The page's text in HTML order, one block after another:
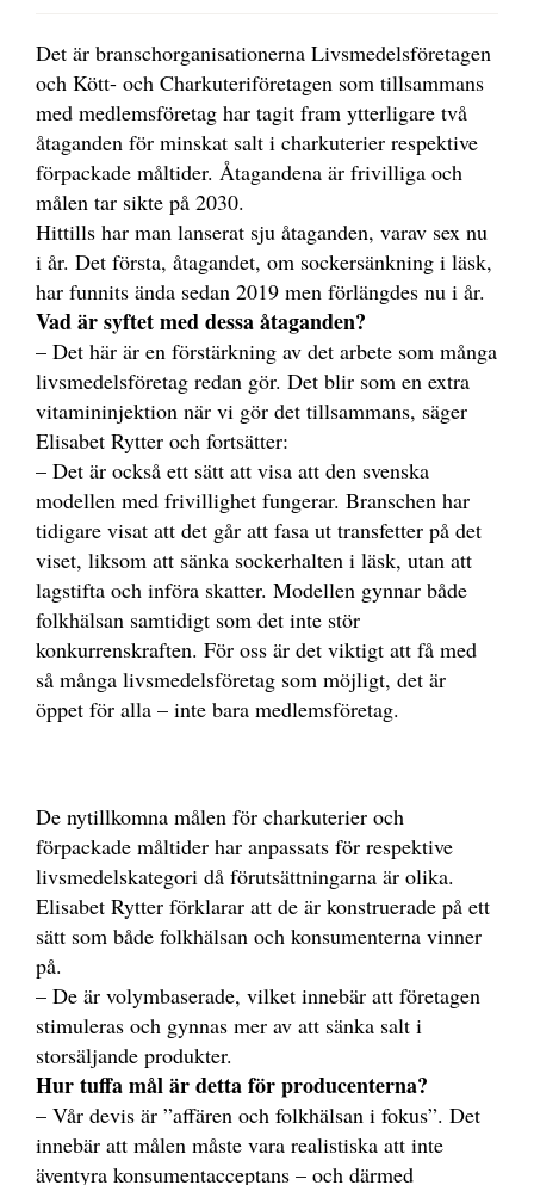
Det är branschorganisationerna Livsmedelsföretagen
och Kött- och Charkuteriföretagen som tillsammans
med medlemsföretag har tagit fram ytterligare två
åtaganden för minskat salt i charkuterier respektive
förpackade måltider. Åtagandena är frivilliga och
målen tar sikte på 2030.
Hittills har man lanserat sju åtaganden, varav sex nu
i år. Det första, åtagandet, om sockersänkning i läsk,
har funnits ända sedan 2019 men förlängdes nu i år.
Vad är syftet med dessa åtaganden?
– Det här är en förstärkning av det arbete som många
livsmedelsföretag redan gör. Det blir som en extra
vitamininjektion när vi gör det tillsammans, säger
Elisabet Rytter och fortsätter:
– Det är också ett sätt att visa att den svenska
modellen med frivillighet fungerar. Branschen har
tidigare visat att det går att fasa ut transfetter på det
viset, liksom att sänka sockerhalten i läsk, utan att
lagstifta och införa skatter. Modellen gynnar både
folkhälsan samtidigt som det inte stör
konkurrenskraften. För oss är det viktigt att få med
så många livsmedelsföretag som möjligt, det är
öppet för alla – inte bara medlemsföretag.
De nytillkomna målen för charkuterier och
förpackade måltider har anpassats för respektive
livsmedelskategori då förutsättningarna är olika.
Elisabet Rytter förklarar att de är konstruerade på ett
sätt som både folkhälsan och konsumenterna vinner
på.
– De är volymbaserade, vilket innebär att företagen
stimuleras och gynnas mer av att sänka salt i
storsäljande produkter.
Hur tuffa mål är detta för producenterna?
– Vår devis är ”affären och folkhälsan i fokus”. Det
innebär att målen måste vara realistiska att inte
äventyra konsumentacceptans – och därmed